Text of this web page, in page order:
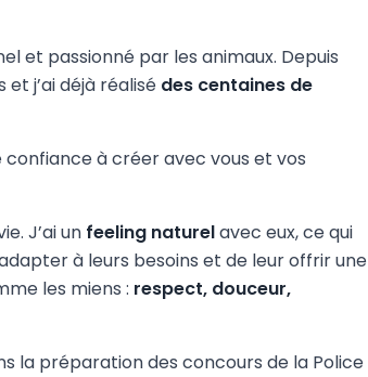
et passionné par les animaux. Depuis
j’ai déjà réalisé des centaines de
à créer avec vous et vos
J’ai un feeling naturelavec eux, ce qui
à leurs besoins et de leur offrir une
les miens : respect, douceur,
la préparation des concours de la Police